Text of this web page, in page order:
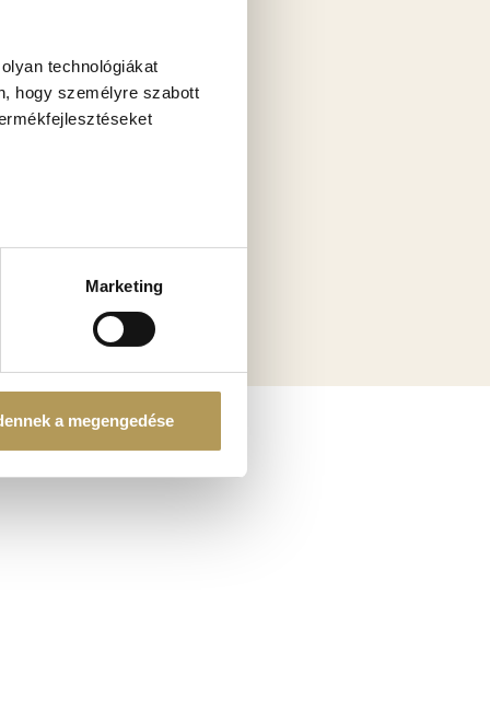
technológiákat
hogy személyre szabott
pontban. Bármikor
megosztjuk az Ön
Ön adott meg
Marketing
a megengedése